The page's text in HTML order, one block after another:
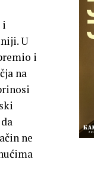
i
U
i
na
ne